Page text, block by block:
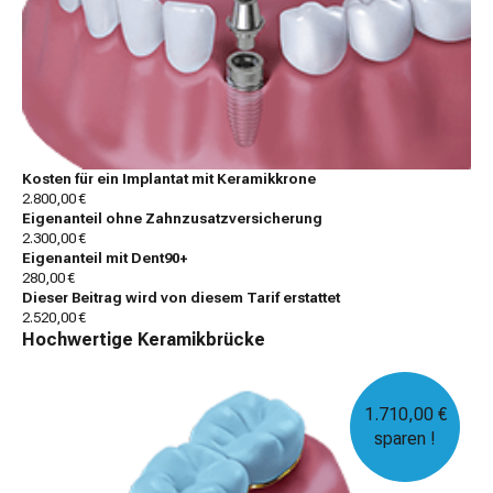
Kosten für ein Implantat mit Keramikkrone
2.800,00 €
Eigenanteil ohne Zahnzusatzversicherung
2.300,00 €
Eigenanteil mit Dent90+
280,00 €
Dieser Beitrag wird von diesem Tarif erstattet
2.520,00 €
Hochwertige Keramikbrücke
1.710,00 €
sparen !